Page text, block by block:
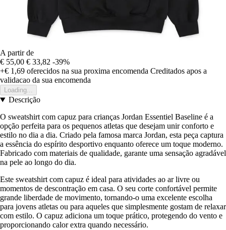
A partir de
€ 55,00 € 33,82 -39%
+€ 1,69 oferecidos na sua proxima encomenda Creditados apos a
validacao da sua encomenda
Loading...
Descrição
O sweatshirt com capuz para crianças Jordan Essentiel Baseline é a
opção perfeita para os pequenos atletas que desejam unir conforto e
estilo no dia a dia. Criado pela famosa marca Jordan, esta peça captura
a essência do espírito desportivo enquanto oferece um toque moderno.
Fabricado com materiais de qualidade, garante uma sensação agradável
na pele ao longo do dia.
Este sweatshirt com capuz é ideal para atividades ao ar livre ou
momentos de descontração em casa. O seu corte confortável permite
grande liberdade de movimento, tornando-o uma excelente escolha
para jovens atletas ou para aqueles que simplesmente gostam de relaxar
com estilo. O capuz adiciona um toque prático, protegendo do vento e
proporcionando calor extra quando necessário.